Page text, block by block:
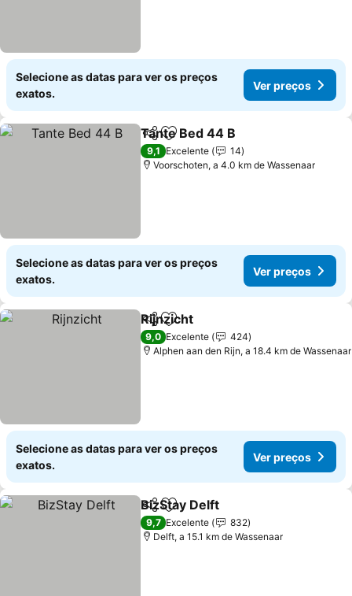
Selecione as datas para ver os preços
exatos.
Ver preços
PartilharAdicionar aos favoritos
Tante Bed 44 B
9,1 Excelente
14
Voorschoten, a 4.0 km de Wassenaar
Selecione as datas para ver os preços
exatos.
Ver preços
PartilharAdicionar aos favoritos
Rijnzicht
9,0 Excelente
424
Alphen aan den Rijn, a 18.4 km de Wassenaar
Selecione as datas para ver os preços
exatos.
Ver preços
PartilharAdicionar aos favoritos
BizStay Delft
9,7 Excelente
832
Delft, a 15.1 km de Wassenaar